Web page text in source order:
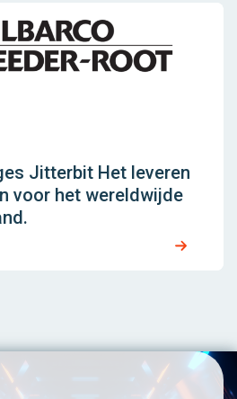
Jitterbit Het leveren
voor het wereldwijde